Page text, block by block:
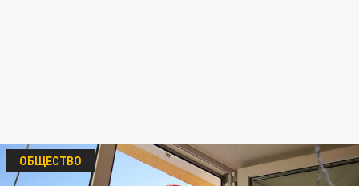
ОБЩЕСТВО